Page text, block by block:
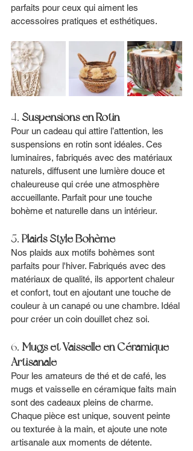
parfaits pour ceux qui aiment les
accessoires pratiques et esthétiques.
4. Suspensions en Rotin
Pour un cadeau qui attire l’attention, les
suspensions en rotin sont idéales. Ces
luminaires, fabriqués avec des matériaux
naturels, diffusent une lumière douce et
chaleureuse qui crée une atmosphère
accueillante. Parfait pour une touche
bohème et naturelle dans un intérieur.
5. Plaids Style Bohème
Nos plaids aux motifs bohèmes sont
parfaits pour l'hiver. Fabriqués avec des
matériaux de qualité, ils apportent chaleur
et confort, tout en ajoutant une touche de
couleur à un canapé ou une chambre. Idéal
pour créer un coin douillet chez soi.
6. Mugs et Vaisselle en Céramique
Artisanale
Pour les amateurs de thé et de café, les
mugs et vaisselle en céramique faits main
sont des cadeaux pleins de charme.
Chaque pièce est unique, souvent peinte
ou texturée à la main, et ajoute une note
artisanale aux moments de détente.